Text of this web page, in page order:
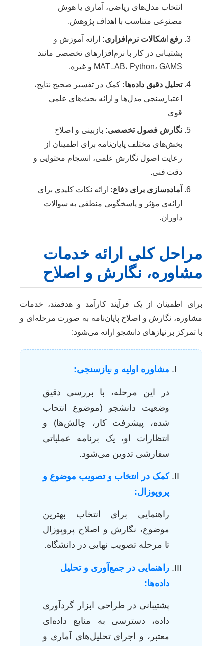
انتخاب مدل‌های ریاضی، آماری یا هوش
مصنوعی متناسب با اهداف پژوهش.
رفع اشکالات نرم‌افزاری: ارائه آموزش و
پشتیبانی در کار با نرم‌افزارهای تخصصی مانند
MATLAB، Python، GAMS و غیره.
تحلیل دقیق داده‌ها: کمک در تفسیر صحیح نتایج،
اعتبارسنجی مدل‌ها و ارائه بحث‌های علمی
قوی.
نگارش فصول تخصصی: بازبینی و اصلاح
بخش‌های مختلف پایان‌نامه برای اطمینان از
رعایت اصول نگارش علمی، انسجام محتوایی و
دقت فنی.
آماده‌سازی برای دفاع: ارائه نکات کلیدی برای
ارائه‌ی مؤثر و پاسخگویی منطقی به سوالات
داوران.
مراحل کلی ارائه خدمات
مشاوره، نگارش و اصلاح
برای اطمینان از یک فرآیند کارآمد و هدفمند، خدمات
مشاوره، نگارش و اصلاح پایان‌نامه به صورت مرحله‌ای و
با تمرکز بر نیازهای دانشجو ارائه می‌شود:
مشاوره اولیه و نیازسنجی:
در این مرحله، با بررسی دقیق
وضعیت دانشجو (موضوع انتخاب
شده، پیشرفت کار، چالش‌ها) و
انتظارات او، یک برنامه عملیاتی
سفارشی تدوین می‌شود.
کمک در انتخاب و تصویب موضوع و
پروپوزال:
راهنمایی برای انتخاب بهترین
موضوع، نگارش و اصلاح پروپوزال
تا مرحله تصویب نهایی در دانشگاه.
راهنمایی در جمع‌آوری و تحلیل
داده‌ها:
پشتیبانی در طراحی ابزار گردآوری
داده، دسترسی به منابع داده‌ای
معتبر، و اجرای تحلیل‌های آماری و